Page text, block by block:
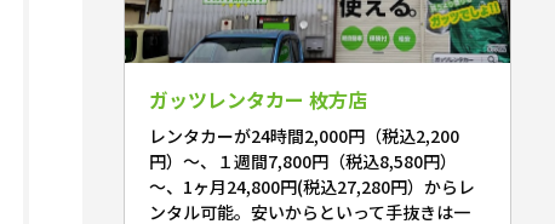
ガッツレンタカー 枚方店
レンタカーが24時間2,000円（税込2,200
円）～、１週間7,800円（税込8,580円）
～、1ヶ月24,800円(税込27,280円）からレ
ンタル可能。安いからといって手抜きは一